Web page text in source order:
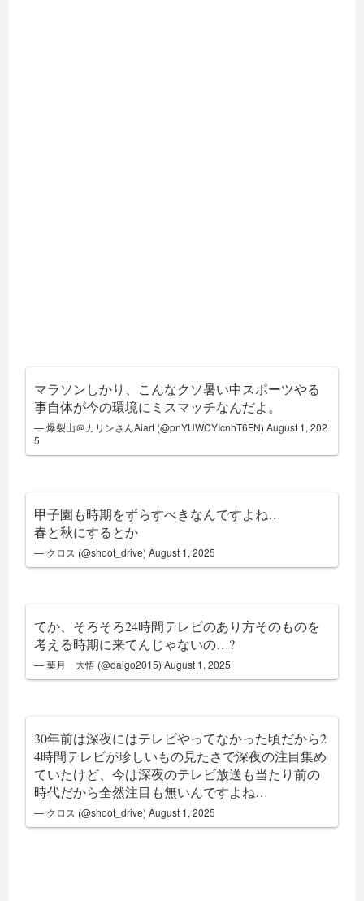
マラソンしかり、こんなクソ暑い中スポーツやる
事自体が今の環境にミスマッチなんだよ。
— 爆裂山＠カリンさんAiart (@pnYUWCYIcnhT6FN)August 1, 202
5
甲子園も時期をずらすべきなんですよね…
春と秋にするとか
— クロス (@shoot_drive)August 1, 2025
てか、そろそろ24時間テレビのあり方そのものを
考える時期に来てんじゃないの…?
— 葉月 大悟 (@daigo2015)August 1, 2025
30年前は深夜にはテレビやってなかった頃だから2
4時間テレビが珍しいもの見たさで深夜の注目集め
ていたけど、今は深夜のテレビ放送も当たり前の
時代だから全然注目も無いんですよね…
— クロス (@shoot_drive)August 1, 2025